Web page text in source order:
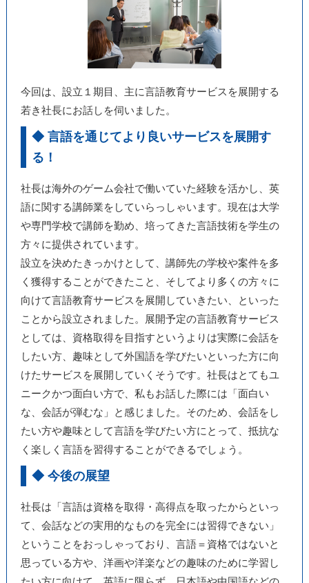
今回は、設立１期目、主に言語教育サービスを展開する
若き社長にお話しを伺いました。
◆ 言語を通じてより良いサービスを展開す
る！
社長は海外のゲーム会社で働いていた経験を活かし、英
語に関する講師業をしていらっしゃいます。現在は大学
や専門学校で講師を勤め、培ってきた言語技術を学生の
方々に提供されています。
設立を決めたきっかけとして、講師先の学校や案件を多
く獲得することができたこと、そしてより多くの方々に
向けて言語教育サービスを展開していきたい、といった
ことから設立されました。展開予定の言語教育サービス
としては、資格取得を目指すというよりは実際に会話を
したい方、趣味として外国語を学びたいといった方に向
けたサービスを展開していくそうです。社長はとてもユ
ニークかつ面白い方で、私もお話した際には「面白い
な、会話が弾むな」と感じました。そのため、会話をし
たい方や趣味として言語を学びたい方にとって、抵抗な
く楽しく言語を習得することができるでしょう。
◆ 今後の展望
社長は「言語は資格を取得・高得点を取ったからといっ
て、会話などの実用的なものを完全には習得できない」
ということをおっしゃっており、言語＝資格ではないと
思っている方や、洋画や洋楽などの趣味のために学習し